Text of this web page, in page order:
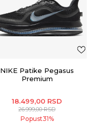
NIKE Patike Pegasus
Premium
18.499,00 RSD
26.999,00RSD
Popust31%